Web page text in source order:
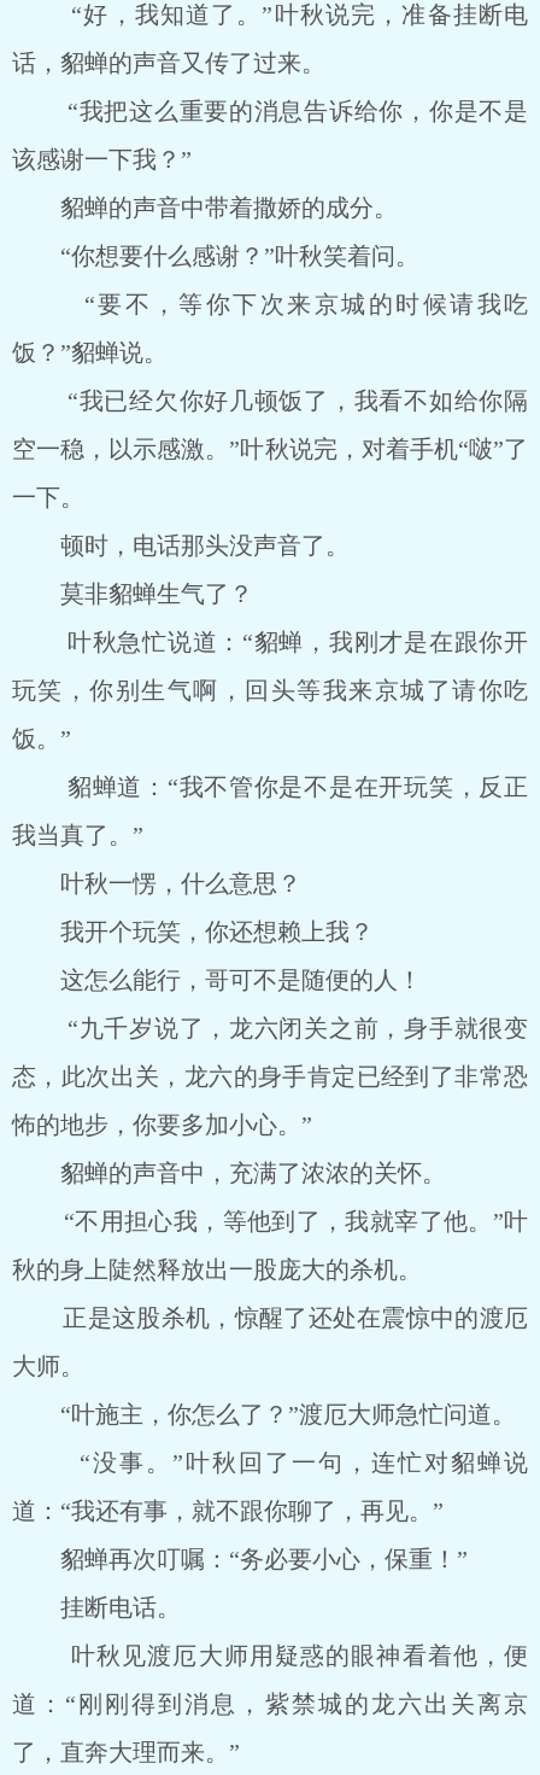
“好，我知道了。”叶秋说完，准备挂断电
话，貂蝉的声音又传了过来。
“我把这么重要的消息告诉给你，你是不是
该感谢一下我？”
貂蝉的声音中带着撒娇的成分。
“你想要什么感谢？”叶秋笑着问。
“要不，等你下次来京城的时候请我吃
饭？”貂蝉说。
“我已经欠你好几顿饭了，我看不如给你隔
空一稳，以示感激。”叶秋说完，对着手机“啵”了
一下。
顿时，电话那头没声音了。
莫非貂蝉生气了？
叶秋急忙说道：“貂蝉，我刚才是在跟你开
玩笑，你别生气啊，回头等我来京城了请你吃
饭。”
貂蝉道：“我不管你是不是在开玩笑，反正
我当真了。”
叶秋一愣，什么意思？
我开个玩笑，你还想赖上我？
这怎么能行，哥可不是随便的人！
“九千岁说了，龙六闭关之前，身手就很变
态，此次出关，龙六的身手肯定已经到了非常恐
怖的地步，你要多加小心。”
貂蝉的声音中，充满了浓浓的关怀。
“不用担心我，等他到了，我就宰了他。”叶
秋的身上陡然释放出一股庞大的杀机。
正是这股杀机，惊醒了还处在震惊中的渡厄
大师。
“叶施主，你怎么了？”渡厄大师急忙问道。
“没事。”叶秋回了一句，连忙对貂蝉说
道：“我还有事，就不跟你聊了，再见。”
貂蝉再次叮嘱：“务必要小心，保重！”
挂断电话。
叶秋见渡厄大师用疑惑的眼神看着他，便
道：“刚刚得到消息，紫禁城的龙六出关离京
了，直奔大理而来。”